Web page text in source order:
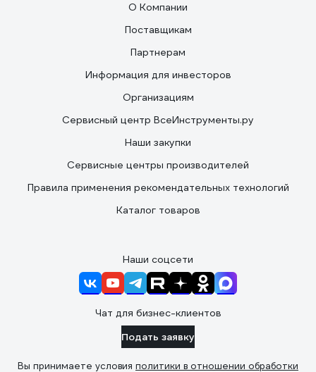
О Компании
Поставщикам
Партнерам
Информация для инвесторов
Организациям
Сервисный центр ВсеИнструменты.ру
Наши закупки
Сервисные центры производителей
Правила применения рекомендательных технологий
Каталог товаров
Наши соцсети
Чат для бизнес-клиентов
Подать заявку
Вы принимаете условия политики в отношении обработки